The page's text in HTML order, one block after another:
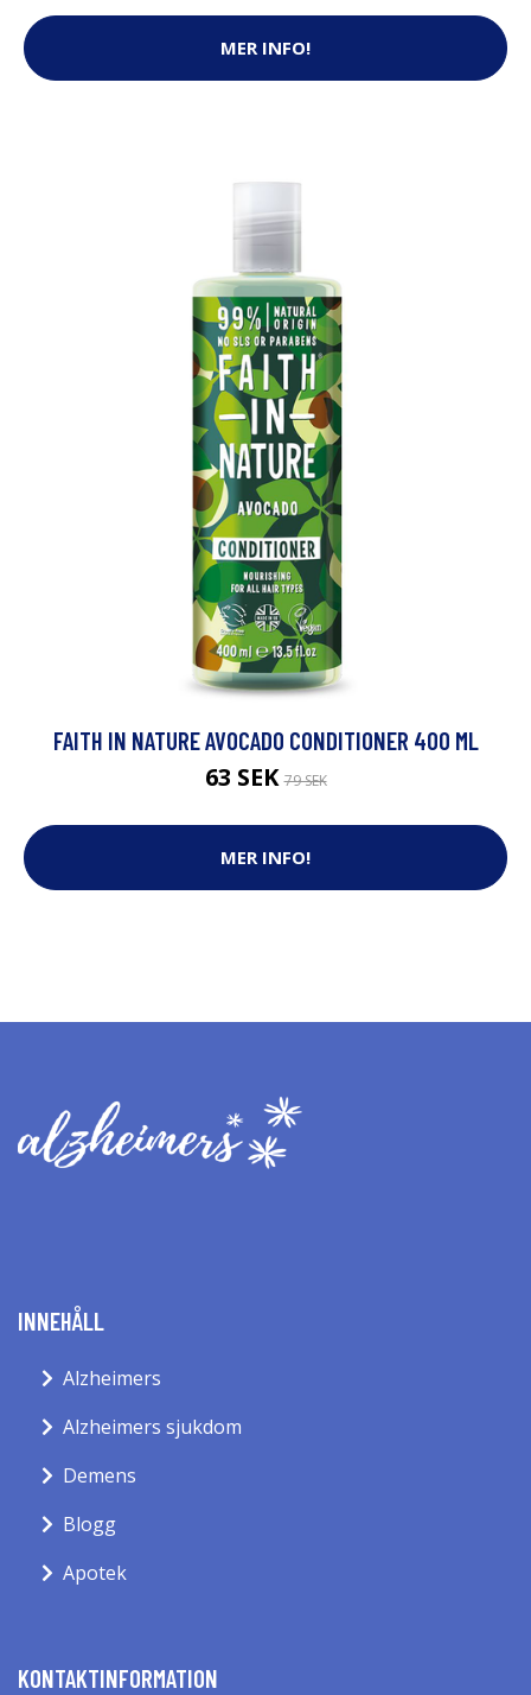
MER INFO!
FAITH IN NATURE AVOCADO CONDITIONER 400 ML
63 SEK79 SEK
MER INFO!
INNEHÅLL
Alzheimers
Alzheimers sjukdom
Demens
Blogg
Apotek
KONTAKTINFORMATION